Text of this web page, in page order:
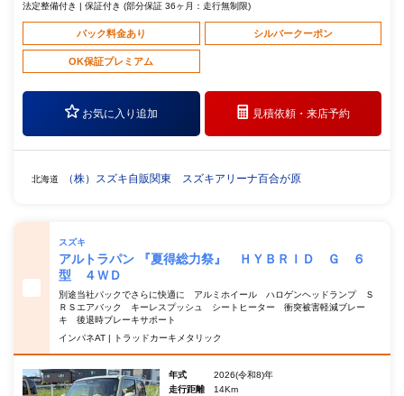
法定整備付き | 保証付き (部分保証 36ヶ月：走行無制限)
パック料金あり シルバークーポン
OK保証プレミアム
お気に入り追加 見積依頼・来店予約
北海道 （株）スズキ自販関東 スズキアリーナ百合が原
スズキ
アルトラパン 『夏得総力祭』 ＨＹＢＲＩＤ Ｇ ６
型 ４ＷＤ
別途当社パックでさらに快適に アルミホイール ハロゲンヘッドランプ Ｓ
ＲＳエアバック キーレスプッシュ シートヒーター 衝突被害軽減ブレー
キ 後退時ブレーキサポート
インパネAT | トラッドカーキメタリック
年式
2026(令和8)年
走行距離
14Km